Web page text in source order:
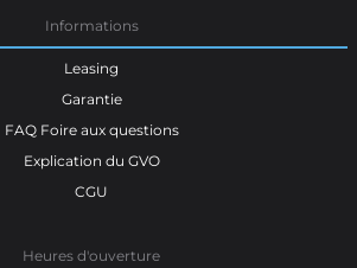
Informations
Leasing
Garantie
FAQ Foire aux questions
Explication du GVO
CGU
Heures d'ouverture